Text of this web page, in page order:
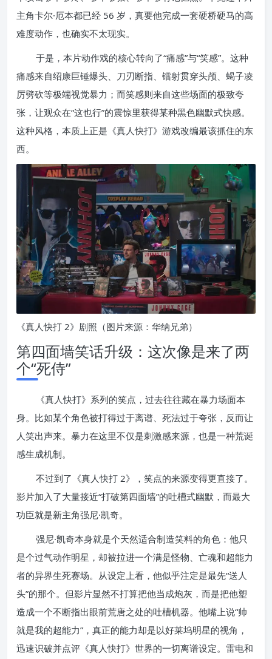
主角卡尔·厄本都已经 56 岁，真要他完成一套硬桥硬马的高
难度动作，也确实不太现实。
于是，本片动作戏的核心转向了“痛感”与“笑感”。这种
痛感来自绍康巨锤爆头、刀刃断指、镭射贯穿头颅、蝎子凌
厉劈砍等极端视觉暴力；而笑感则来自这些场面的极致夸
张，让观众在“这也行”的震惊里获得某种黑色幽默式快感。
这种风格，本质上正是《真人快打》游戏改编最该抓住的东
西。
《真人快打 2》剧照（图片来源：华纳兄弟）
第四面墙笑话升级：这次像是来了两
个“死侍”
《真人快打》系列的笑点，过去往往藏在暴力场面本
身。比如某个角色被打得过于离谱、死法过于夸张，反而让
人笑出声来。暴力在这里不仅是刺激感来源，也是一种荒诞
感生成机制。
不过到了《真人快打 2》，笑点的来源变得更直接了。
影片加入了大量接近“打破第四面墙”的吐槽式幽默，而最大
功臣就是新主角强尼·凯奇。
强尼·凯奇本身就是个天然适合制造笑料的角色：他只
是个过气动作明星，却被拉进一个满是怪物、亡魂和超能力
者的异界生死赛场。从设定上看，他似乎注定是最先“送人
头”的那个。但影片显然不打算把他当成炮灰，而是把他塑
造成一个不断指出眼前荒唐之处的吐槽机器。他嘴上说“帅
就是我的超能力”，真正的能力却是以好莱坞明星的视角，
迅速识破并点评《真人快打》世界的一切离谱设定。雷电和